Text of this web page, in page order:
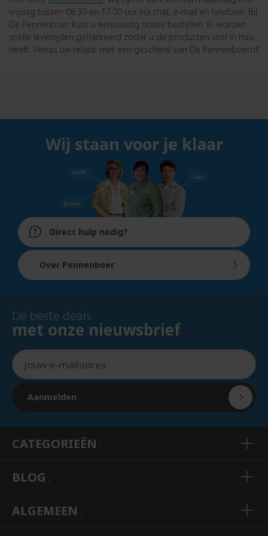
vrijdag tussen 08:30 en 17:00 uur via chat, e-mail en telefoon. Bij
De Pennenboer kunt u eenvoudig online bestellen. Er worden
snelle levertijden gehanteerd zodat u de producten snel in huis
heeft. Verras uw relatie met een geschenk van De Pennenboer.nl!
Wij staan voor je klaar
Direct hulp nodig?
Over Pennenboer
De beste deals
met onze nieuwsbrief
Aanmelden
CATEGORIEËN
BLOG
ALGEMEEN